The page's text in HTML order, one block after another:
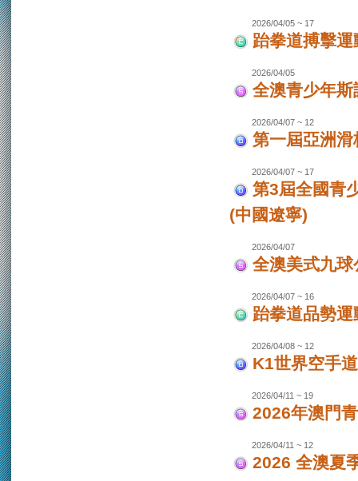
2026/04/05 ~ 17
跆拳道搏擊
2026/04/05
全澳青少年
2026/04/07 ~ 12
第一屆亞洲
2026/04/07 ~ 17
第3屆全國青
(中國遼寧)
2026/04/07
全澳美式九球
2026/04/07 ~ 16
跆拳道品勢
2026/04/08 ~ 12
K1世界空手
2026/04/11 ~ 19
2026年澳門
2026/04/11 ~ 12
2026 全澳夏